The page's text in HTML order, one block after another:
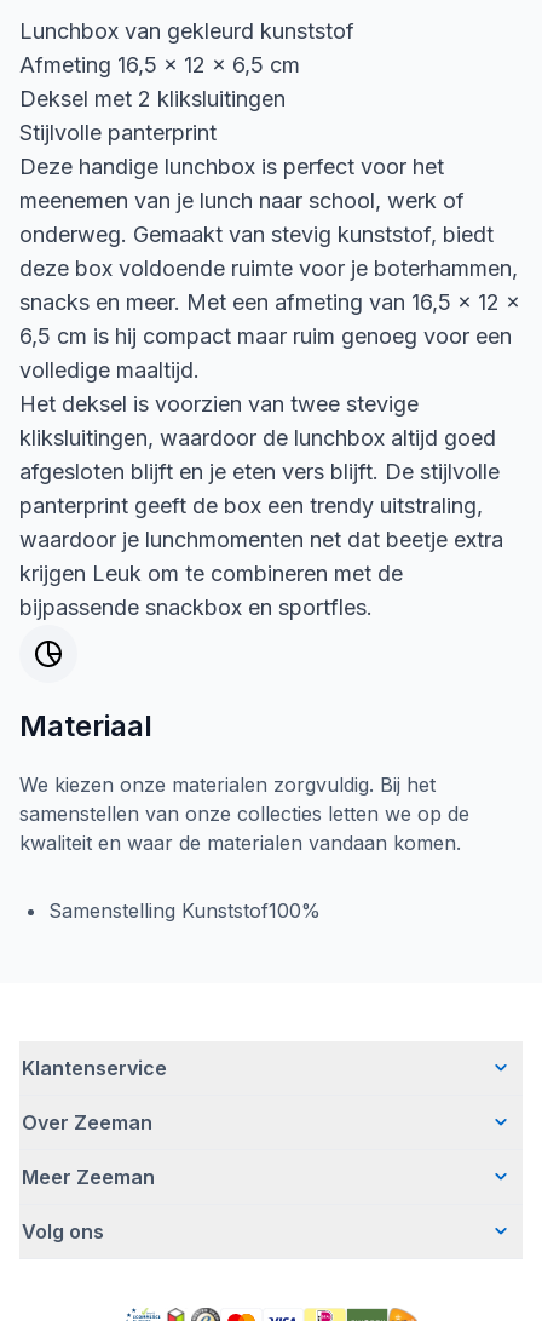
Lunchbox van gekleurd kunststof
Afmeting 16,5 x 12 x 6,5 cm
Deksel met 2 kliksluitingen
Stijlvolle panterprint
Deze handige lunchbox is perfect voor het
meenemen van je lunch naar school, werk of
onderweg. Gemaakt van stevig kunststof, biedt
deze box voldoende ruimte voor je boterhammen,
snacks en meer. Met een afmeting van 16,5 x 12 x
6,5 cm is hij compact maar ruim genoeg voor een
volledige maaltijd.
Het deksel is voorzien van twee stevige
kliksluitingen, waardoor de lunchbox altijd goed
afgesloten blijft en je eten vers blijft. De stijlvolle
panterprint geeft de box een trendy uitstraling,
waardoor je lunchmomenten net dat beetje extra
krijgen Leuk om te combineren met de
bijpassende snackbox en sportfles.
Materiaal
We kiezen onze materialen zorgvuldig. Bij het
samenstellen van onze collecties letten we op de
kwaliteit en waar de materialen vandaan komen.
Samenstelling Kunststof100%
Klantenservice
Veelgestelde vragen
Bezorgen
Retourneren
Over Zeeman
Wie wij zijn
Hoe wij verantwoord ondernemen
Meer Zeeman
Veiligheidswaarschuwing
Volg ons